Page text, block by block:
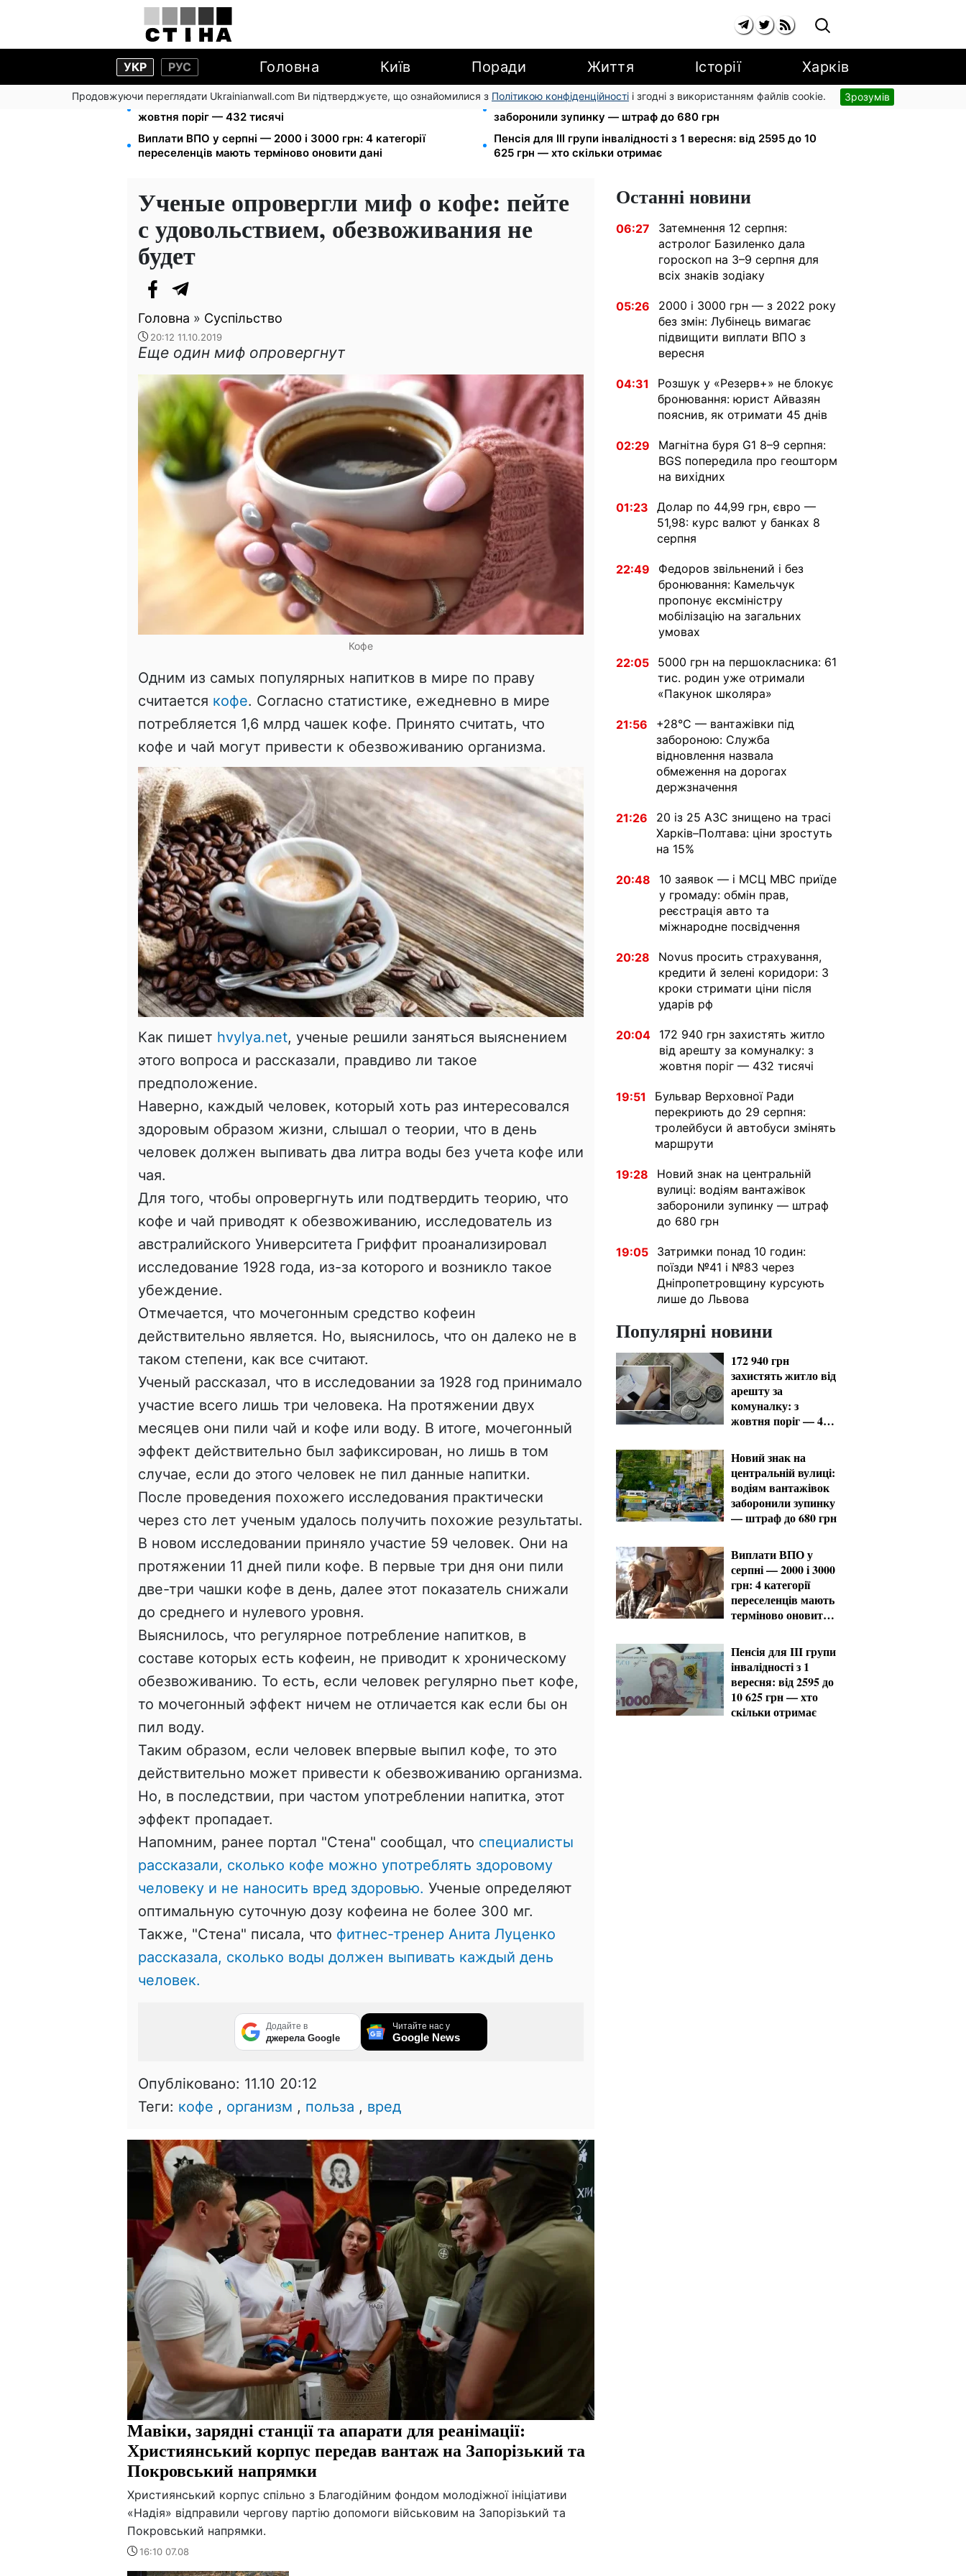
УКР РУС Головна Київ Поради Життя Історії Харків
Продовжуючи переглядати Ukrainianwall.com Ви підтверджуєте, що ознайомилися з Політикою конфіденційності і згодні з використанням файлів cookie. Зрозумів
172 940 грн захистять житло від арешту за комуналку: з
жовтня поріг — 432 тисячі
Новий знак на центральній вулиці: водіям вантажівок
заборонили зупинку — штраф до 680 грн
Виплати ВПО у серпні — 2000 і 3000 грн: 4 категорії
переселенців мають терміново оновити дані
Пенсія для III групи інвалідності з 1 вересня: від 2595 до 10
625 грн — хто скільки отримає
Ученые опровергли миф о кофе: пейте
с удовольствием, обезвоживания не
будет
Головна » Суспільство
20:12 11.10.2019
Еще один миф опровергнут
Кофе
Одним из самых популярных напитков в мире по праву
считается кофе. Согласно статистике, ежедневно в мире
потребляется 1,6 млрд чашек кофе. Принято считать, что
кофе и чай могут привести к обезвоживанию организма.
Как пишет hvylya.net, ученые решили заняться выяснением
этого вопроса и рассказали, правдиво ли такое
предположение.
Наверно, каждый человек, который хоть раз интересовался
здоровым образом жизни, слышал о теории, что в день
человек должен выпивать два литра воды без учета кофе или
чая.
Для того, чтобы опровергнуть или подтвердить теорию, что
кофе и чай приводят к обезвоживанию, исследователь из
австралийского Университета Гриффит проанализировал
исследование 1928 года, из-за которого и возникло такое
убеждение.
Отмечается, что мочегонным средство кофеин
действительно является. Но, выяснилось, что он далеко не в
таком степени, как все считают.
Ученый рассказал, что в исследовании за 1928 год принимало
участие всего лишь три человека. На протяжении двух
месяцев они пили чай и кофе или воду. В итоге, мочегонный
эффект действительно был зафиксирован, но лишь в том
случае, если до этого человек не пил данные напитки.
После проведения похожего исследования практически
через сто лет ученым удалось получить похожие результаты.
В новом исследовании приняло участие 59 человек. Они на
протяжении 11 дней пили кофе. В первые три дня они пили
две-три чашки кофе в день, далее этот показатель снижали
до среднего и нулевого уровня.
Выяснилось, что регулярное потребление напитков, в
составе которых есть кофеин, не приводит к хроническому
обезвоживанию. То есть, если человек регулярно пьет кофе,
то мочегонный эффект ничем не отличается как если бы он
пил воду.
Таким образом, если человек впервые выпил кофе, то это
действительно может привести к обезвоживанию организма.
Но, в последствии, при частом употреблении напитка, этот
эффект пропадает.
Напомним, ранее портал "Стена" сообщал, что специалисты
рассказали, сколько кофе можно употреблять здоровому
человеку и не наносить вред здоровью. Ученые определяют
оптимальную суточную дозу кофеина не более 300 мг.
Также, "Стена" писала, что фитнес-тренер Анита Луценко
рассказала, сколько воды должен выпивать каждый день
человек.
Додайте в
джерела Google
Читайте нас у
Google News
Опубліковано: 11.10 20:12
Теги: кофе , организм , польза , вред
Мавіки, зарядні станції та апарати для реанімації:
Християнський корпус передав вантаж на Запорізький та
Покровський напрямки
Християнський корпус спільно з Благодійним фондом молодіжної ініціативи
«Надія» відправили чергову партію допомоги військовим на Запорізький та
Покровський напрямки.
16:10 07.08
Останні новини
06:27
Затемнення 12 серпня:
астролог Базиленко дала
гороскоп на 3–9 серпня для
всіх знаків зодіаку
05:26
2000 і 3000 грн — з 2022 року
без змін: Лубінець вимагає
підвищити виплати ВПО з
вересня
04:31
Розшук у «Резерв+» не блокує
бронювання: юрист Айвазян
пояснив, як отримати 45 днів
02:29
Магнітна буря G1 8–9 серпня:
BGS попередила про геошторм
на вихідних
01:23
Долар по 44,99 грн, євро —
51,98: курс валют у банках 8
серпня
22:49
Федоров звільнений і без
бронювання: Камельчук
пропонує ексміністру
мобілізацію на загальних
умовах
22:05
5000 грн на першокласника: 61
тис. родин уже отримали
«Пакунок школяра»
21:56
+28°C — вантажівки під
забороною: Служба
відновлення назвала
обмеження на дорогах
держзначення
21:26
20 із 25 АЗС знищено на трасі
Харків–Полтава: ціни зростуть
на 15%
20:48
10 заявок — і МСЦ МВС приїде
у громаду: обмін прав,
реєстрація авто та
міжнародне посвідчення
20:28
Novus просить страхування,
кредити й зелені коридори: 3
кроки стримати ціни після
ударів рф
20:04
172 940 грн захистять житло
від арешту за комуналку: з
жовтня поріг — 432 тисячі
19:51
Бульвар Верховної Ради
перекриють до 29 серпня:
тролейбуси й автобуси змінять
маршрути
19:28
Новий знак на центральній
вулиці: водіям вантажівок
заборонили зупинку — штраф
до 680 грн
19:05
Затримки понад 10 годин:
поїзди №41 і №83 через
Дніпропетровщину курсують
лише до Львова
Популярні новини
172 940 грн
захистять житло від
арешту за
комуналку: з
жовтня поріг — 432
Новий знак на
центральній вулиці:
водіям вантажівок
заборонили зупинку
— штраф до 680 грн
Виплати ВПО у
серпні — 2000 і 3000
грн: 4 категорії
переселенців мають
терміново оновити
Пенсія для III групи
інвалідності з 1
вересня: від 2595 до
10 625 грн — хто
скільки отримає